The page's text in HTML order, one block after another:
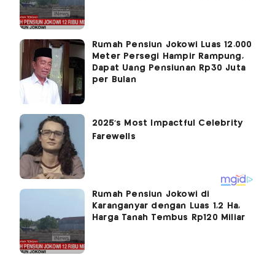
Rumah Pensiun Jokowi Luas 12.000
Meter Persegi Hampir Rampung,
Dapat Uang Pensiunan Rp30 Juta
per Bulan
Rumah Pensiun Jokowi di
Karanganyar dengan Luas 1,2 Ha,
Harga Tanah Tembus Rp120 Miliar